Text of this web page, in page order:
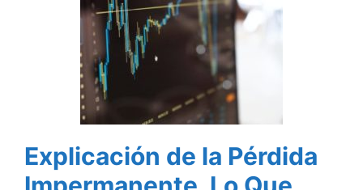
Explicación de la Pérdida